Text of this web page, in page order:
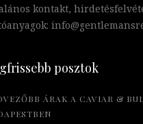
kontakt,
posztok
ÁRAK A CAVIAR &